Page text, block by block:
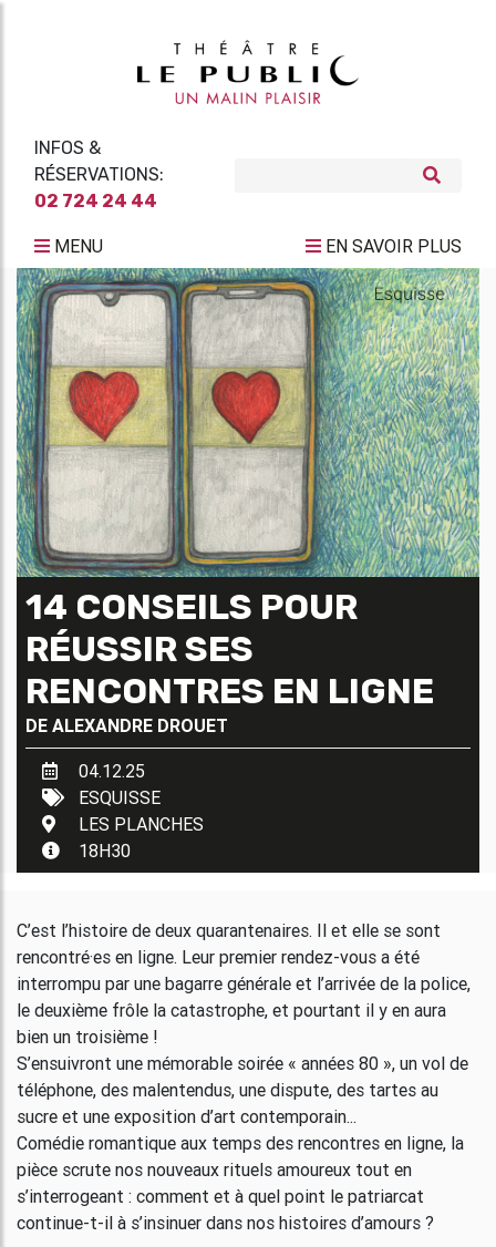
INFOS &
RÉSERVATIONS:
02 724 24 44
MENU EN SAVOIR PLUS
14 CONSEILS POUR
RÉUSSIR SES
RENCONTRES EN LIGNE
DE ALEXANDRE DROUET
04.12.25
ESQUISSE
LES PLANCHES
18H30
C’est l’histoire de deux quarantenaires. Il et elle se sont
rencontré·es en ligne. Leur premier rendez-vous a été
interrompu par une bagarre générale et l’arrivée de la police,
le deuxième frôle la catastrophe, et pourtant il y en aura
bien un troisième !
S’ensuivront une mémorable soirée « années 80 », un vol de
téléphone, des malentendus, une dispute, des tartes au
sucre et une exposition d’art contemporain...
Comédie romantique aux temps des rencontres en ligne, la
pièce scrute nos nouveaux rituels amoureux tout en
s’interrogeant : comment et à quel point le patriarcat
continue-t-il à s’insinuer dans nos histoires d’amours ?